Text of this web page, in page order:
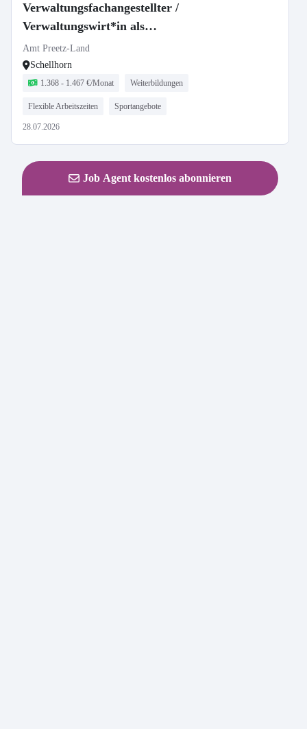
Verwaltungsfachangestellter /
Verwaltungswirt*in als
Amtsobersekretäranwärter*in
(m/w/d)
Amt Preetz-Land
Schellhorn
1.368 - 1.467 €/Monat Weiterbildungen
Flexible Arbeitszeiten Sportangebote
28.07.2026
Job Agent kostenlos abonnieren